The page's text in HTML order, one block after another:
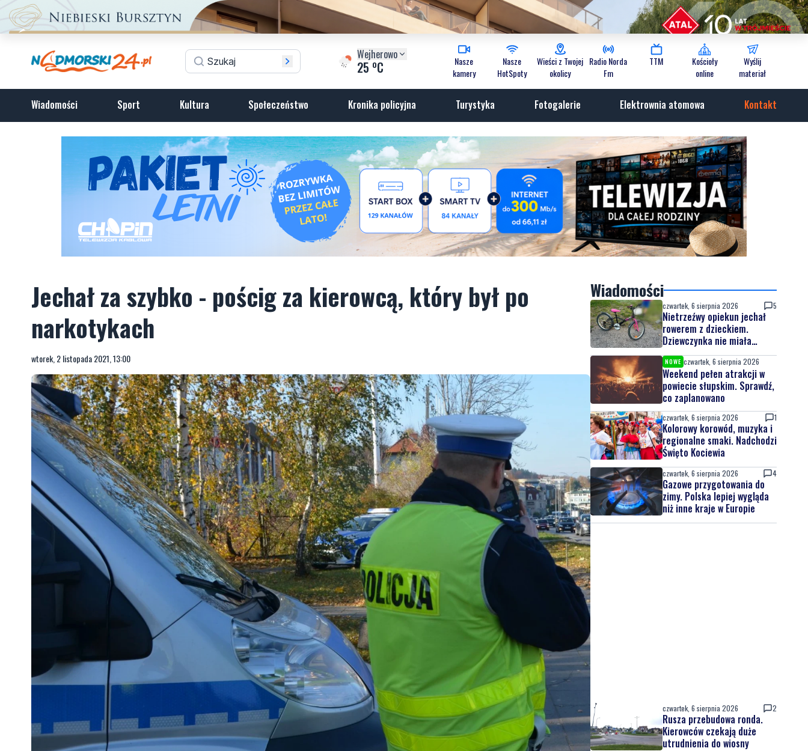
Wejherowo
25 oC
Nasze
kamery
Nasze
HotSpoty
Wieści z Twojej
okolicy
Radio Norda
Fm
TTM
Kościoły
online
Wyślij
materiał
Wiadomości Sport Kultura Społeczeństwo Kronika policyjna Turystyka Fotogalerie Elektrownia atomowa Kontakt
Jechał za szybko - pościg za kierowcą, który był po
narkotykach
wtorek, 2 listopada 2021, 13:00
Wiadomości
czwartek, 6 sierpnia 2026 5
Nietrzeźwy opiekun jechał
rowerem z dzieckiem.
Dziewczynka nie miała
kasku
NOWE czwartek, 6 sierpnia 2026
Weekend pełen atrakcji w
powiecie słupskim. Sprawdź,
co zaplanowano
czwartek, 6 sierpnia 2026 1
Kolorowy korowód, muzyka i
regionalne smaki. Nadchodzi
Święto Kociewia
czwartek, 6 sierpnia 2026 4
Gazowe przygotowania do
zimy. Polska lepiej wygląda
niż inne kraje w Europie
czwartek, 6 sierpnia 2026 2
Rusza przebudowa ronda.
Kierowców czekają duże
utrudnienia do wiosny